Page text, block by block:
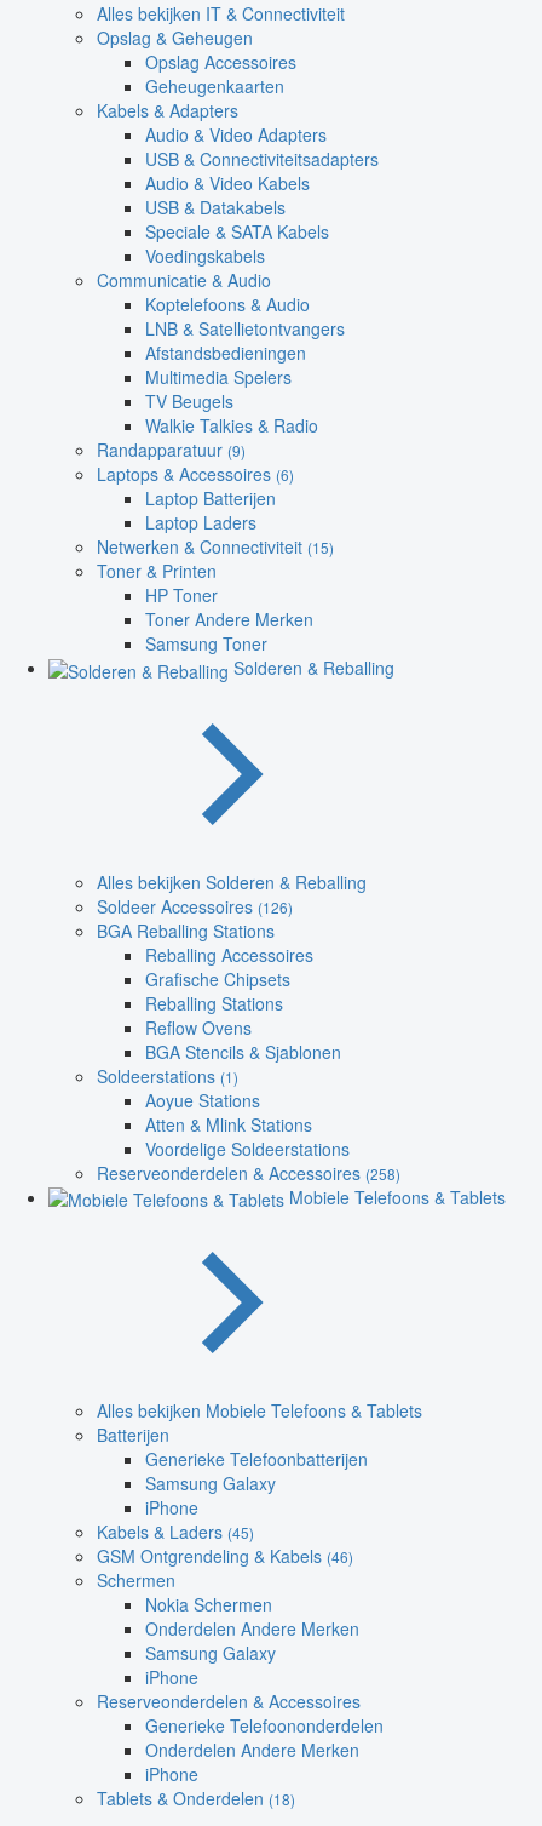
Alles bekijken IT & Connectiviteit
Opslag & Geheugen
Opslag Accessoires
Geheugenkaarten
Kabels & Adapters
Audio & Video Adapters
USB & Connectiviteitsadapters
Audio & Video Kabels
USB & Datakabels
Speciale & SATA Kabels
Voedingskabels
Communicatie & Audio
Koptelefoons & Audio
LNB & Satellietontvangers
Afstandsbedieningen
Multimedia Spelers
TV Beugels
Walkie Talkies & Radio
Randapparatuur (9)
Laptops & Accessoires (6)
Laptop Batterijen
Laptop Laders
Netwerken & Connectiviteit (15)
Toner & Printen
HP Toner
Toner Andere Merken
Samsung Toner
Solderen & Reballing
Alles bekijken Solderen & Reballing
Soldeer Accessoires (126)
BGA Reballing Stations
Reballing Accessoires
Grafische Chipsets
Reballing Stations
Reflow Ovens
BGA Stencils & Sjablonen
Soldeerstations (1)
Aoyue Stations
Atten & Mlink Stations
Voordelige Soldeerstations
Reserveonderdelen & Accessoires (258)
Mobiele Telefoons & Tablets
Alles bekijken Mobiele Telefoons & Tablets
Batterijen
Generieke Telefoonbatterijen
Samsung Galaxy
iPhone
Kabels & Laders (45)
GSM Ontgrendeling & Kabels (46)
Schermen
Nokia Schermen
Onderdelen Andere Merken
Samsung Galaxy
iPhone
Reserveonderdelen & Accessoires
Generieke Telefoononderdelen
Onderdelen Andere Merken
iPhone
Tablets & Onderdelen (18)